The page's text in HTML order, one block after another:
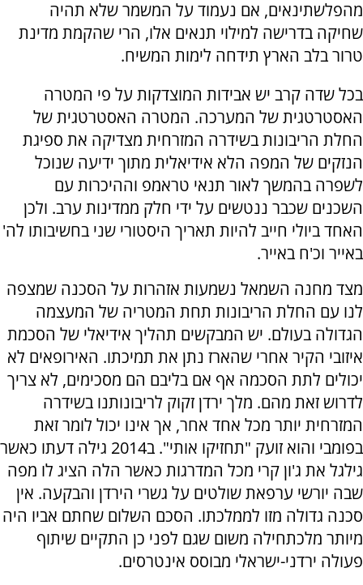
מהפלשתינאים, אם נעמוד על המשמר שלא תהיה
שחיקה בדרישה למילוי תנאים אלו, הרי שהקמת מדינת
טרור בלב הארץ תידחה לימות המשיח.
בכל שדה קרב יש אבידות המוצדקות על פי המטרה
האסטרטגית של המערכה. המטרה האסטרטגית של
החלת הריבונות בשידרה המזרחית מצדיקה את ספיגת
הנזקים של המפה הלא אידיאלית מתוך ידיעה שנוכל
לשפרה בהמשך לאור תנאי טראמפ וההיכרות עם
השכנים שכבר ננטשים על ידי חלק ממדינות ערב. ולכן
האחד ביולי חייב להיות תאריך היסטורי שני בחשיבותו לה'
באייר וכ'ח באייר.
מצד מחנה השמאל נשמעות אזהרות על הסכנה שמצפה
לנו עם החלת הריבונות תחת המטריה של המעצמה
הגדולה בעולם. יש המבקשים תהליך אידיאלי של הסכמת
איזובי הקיר אחרי שהארז נתן את תמיכתו. האירופאים לא
יכולים לתת הסכמה אף אם בליבם הם מסכימים, לא צריך
לדרוש זאת מהם. מלך ירדן זקוק לריבונותנו בשידרה
המזרחית יותר מכל אחד אחר, אך אינו יכול לומר זאת
בפומבי והוא זועק "תחזיקו אותי". ב2014 גילה דעתו כאשר
גילגל את ג'ון קרי מכל המדרגות כאשר הלה הציג לו מפה
שבה יורשי ערפאת שולטים על גשרי הירדן והבקעה. אין
סכנה גדולה מזו לממלכתו. הסכם השלום שחתם אביו היה
מיותר מלכתחילה משום שגם לפני כן התקיים שיתוף
פעולה ירדני-ישראלי מבוסס אינטרסים.